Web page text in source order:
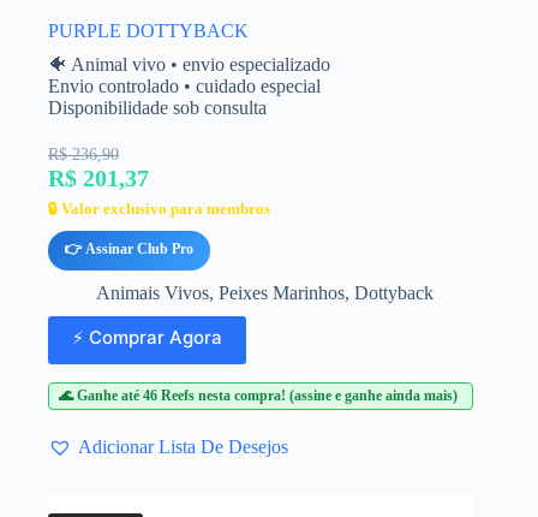
PURPLE DOTTYBACK
🐠 Animal vivo • envio especializado
Envio controlado • cuidado especial
Disponibilidade sob consulta
R$ 236,90
R$ 201,37
🔒 Valor exclusivo para membros
👉 Assinar Club Pro
Animais Vivos, Peixes Marinhos, Dottyback
⚡ Comprar Agora
🌊 Ganhe até 46 Reefs nesta compra! (assine e ganhe ainda mais)
Adicionar Lista De Desejos